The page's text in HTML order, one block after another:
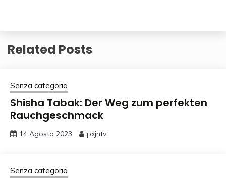
Related Posts
Senza categoria
Shisha Tabak: Der Weg zum perfekten
Rauchgeschmack
14 Agosto 2023 pxjntv
Senza categoria